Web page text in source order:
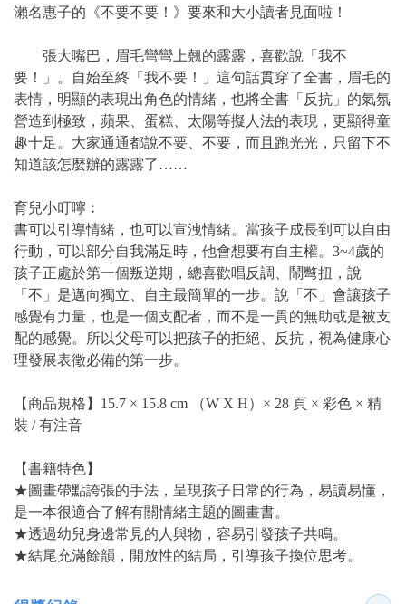
瀨名惠子的《不要不要！》要來和大小讀者見面啦！
張大嘴巴，眉毛彎彎上翹的露露，喜歡說「我不
要！」。自始至終「我不要！」這句話貫穿了全書，眉毛的
表情，明顯的表現出角色的情緒，也將全書「反抗」的氣氛
營造到極致，蘋果、蛋糕、太陽等擬人法的表現，更顯得童
趣十足。大家通通都說不要、不要，而且跑光光，只留下不
知道該怎麼辦的露露了……
育兒小叮嚀︰
書可以引導情緒，也可以宣洩情緒。當孩子成長到可以自由
行動，可以部分自我滿足時，他會想要有自主權。3~4歲的
孩子正處於第一個叛逆期，總喜歡唱反調、鬧彆扭，說
「不」是邁向獨立、自主最簡單的一步。說「不」會讓孩子
感覺有力量，也是一個支配者，而不是一貫的無助或是被支
配的感覺。所以父母可以把孩子的拒絕、反抗，視為健康心
理發展表徵必備的第一步。
【商品規格】15.7 × 15.8 cm （W X H）× 28 頁 × 彩色 × 精
裝 / 有注音
【書籍特色】
★圖畫帶點誇張的手法，呈現孩子日常的行為，易讀易懂，
是一本很適合了解有關情緒主題的圖畫書。
★透過幼兒身邊常見的人與物，容易引發孩子共鳴。
★結尾充滿餘韻，開放性的結局，引導孩子換位思考。